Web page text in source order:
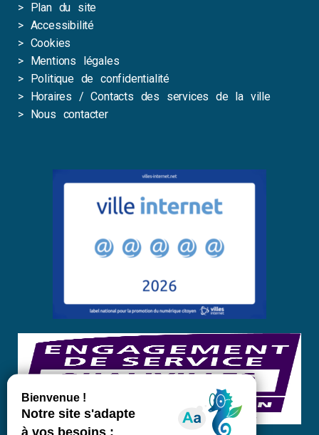
>
Plan du site
> Accessibilité
> Cookies
>
Mentions légales
>
Politique de confidentialité
>
Horaires / Contacts des services de la ville
>
Nous contacter